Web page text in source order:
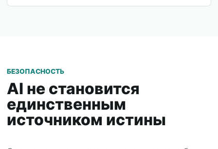
БЕЗОПАСНОСТЬ
AI не становится
единственным
источником истины